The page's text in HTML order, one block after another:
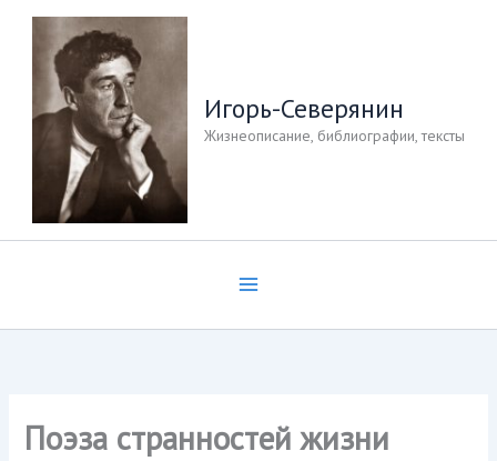
Перейти
содержимому
Игорь-Северянин
Жизнеописание, библиографии, тексты
Поэза странностей жизни